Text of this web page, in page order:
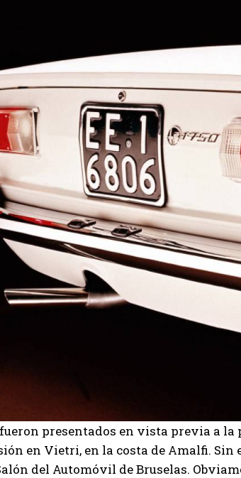
presentados en vista previa a
en Vietri, en la costa de Amalfi. Sin
del Automóvil de Bruselas.